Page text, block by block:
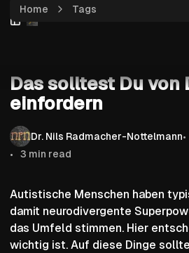
Skip
to
Skip
to
Skip
to
Das solltest Du von Deinem Job
Home Tags
Das solltest Du von
einfordern
Dr. Nils Radmacher-Nottelmann
3 min read
Autistische Menschen haben
damit neurodivergente
das Umfeld stimmen. Hier
wichtig ist. Auf diese Dinge